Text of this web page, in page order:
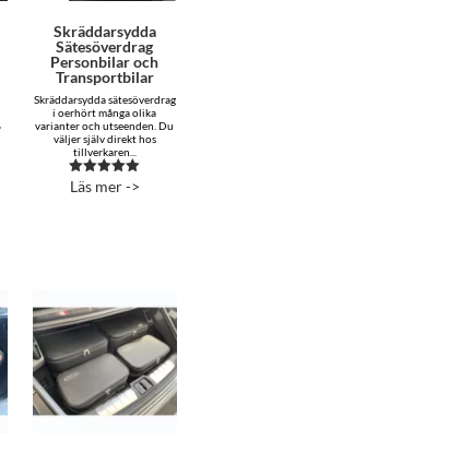
Skräddarsydda
Sätesöverdrag
Personbilar och
Transportbilar
Skräddarsydda sätesöverdrag
i oerhört många olika
varianter och utseenden. Du
väljer själv direkt hos
tillverkaren...
Betygsatt
Läs mer ->